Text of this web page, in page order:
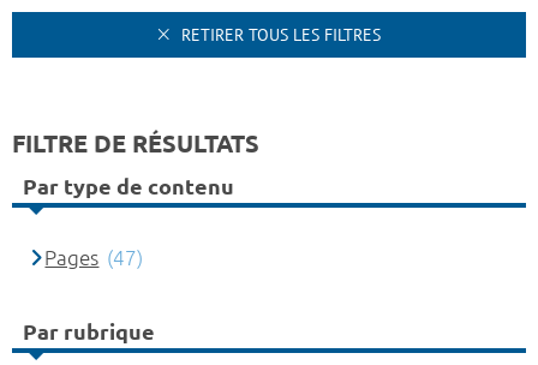
RETIRER TOUS LES FILTRES
FILTRE DE RÉSULTATS
Par type de contenu
Pages (47)
Par rubrique